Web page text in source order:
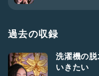
過去の収録
洗濯機の
いきたい